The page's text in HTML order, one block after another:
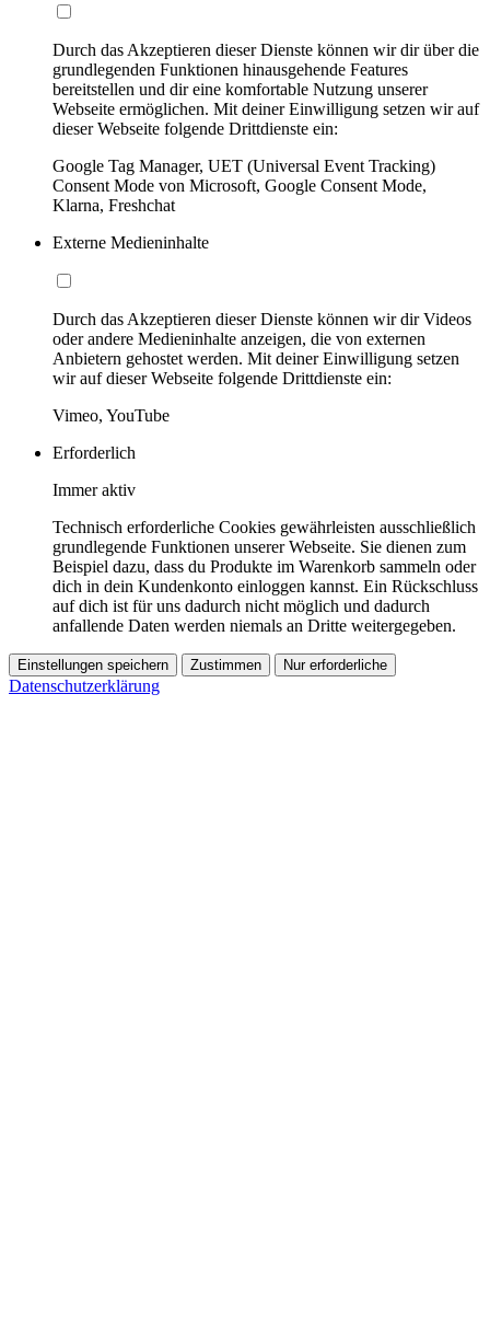
Durch das Akzeptieren dieser Dienste können wir dir über die
grundlegenden Funktionen hinausgehende Features
bereitstellen und dir eine komfortable Nutzung unserer
Webseite ermöglichen. Mit deiner Einwilligung setzen wir auf
dieser Webseite folgende Drittdienste ein:
Google Tag Manager, UET (Universal Event Tracking)
Consent Mode von Microsoft, Google Consent Mode,
Klarna, Freshchat
Externe Medieninhalte
Durch das Akzeptieren dieser Dienste können wir dir Videos
oder andere Medieninhalte anzeigen, die von externen
Anbietern gehostet werden. Mit deiner Einwilligung setzen
wir auf dieser Webseite folgende Drittdienste ein:
Vimeo, YouTube
Erforderlich
Immer aktiv
Technisch erforderliche Cookies gewährleisten ausschließlich
grundlegende Funktionen unserer Webseite. Sie dienen zum
Beispiel dazu, dass du Produkte im Warenkorb sammeln oder
dich in dein Kundenkonto einloggen kannst. Ein Rückschluss
auf dich ist für uns dadurch nicht möglich und dadurch
anfallende Daten werden niemals an Dritte weitergegeben.
Einstellungen speichern Zustimmen Nur erforderliche
Datenschutzerklärung